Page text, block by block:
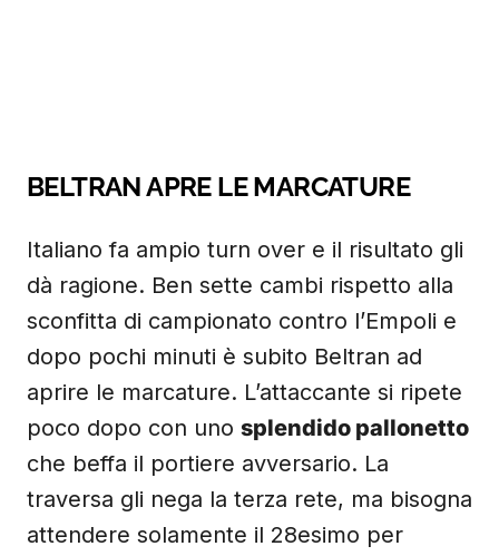
BELTRAN APRE LE MARCATURE
Italiano fa ampio turn over e il risultato gli
dà ragione. Ben sette cambi rispetto alla
sconfitta di campionato contro l’Empoli e
dopo pochi minuti è subito Beltran ad
aprire le marcature. L’attaccante si ripete
poco dopo con uno splendido pallonetto
che beffa il portiere avversario. La
traversa gli nega la terza rete, ma bisogna
attendere solamente il 28esimo per